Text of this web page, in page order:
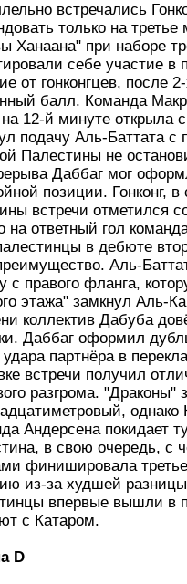
встречались
только на
Ханаана" при наборе
себе участие
от гонконгцев, после
балл. Команда
12-й минуте открыла
подачу Аль-Баттата с
Палестины не
Даббаг мог
позиции. Гонконг,
встречи отметился
на ответный гол
в дебюте
Аль-
с правого фланга,
этажа" замкнул Аль-
коллектив Дабуба
Даббаг оформил
партнёра в
встречи получил
разгрома. "Драконы"
однако
Андерсена покидает
в свою очередь, с
финишировала
из-за худшей
впервые вышли в
с Катаром.
D